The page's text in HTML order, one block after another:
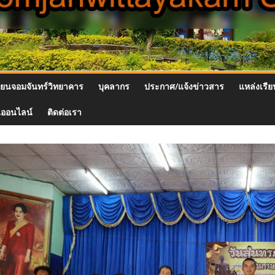
นจอมจันทร์วิทยาคาร บุคลากร ประกาศ/แจ้งข่าวสาร แหล่งเรี
อนไลน์ ติดต่อเรา